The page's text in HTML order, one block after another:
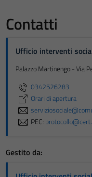
Contatti
Ufficio interventi
Palazzo Martinengo - Via
0342526283
Orari di apertura
PEC:
Gestito da: